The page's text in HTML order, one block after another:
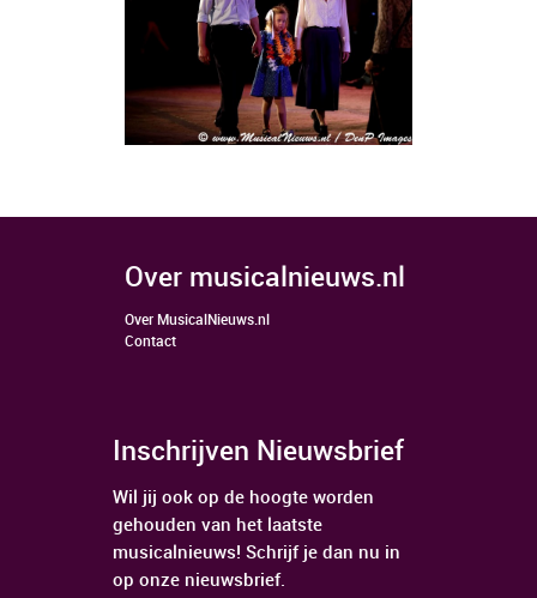
over musicalnieuws.nl
Over MusicalNieuws.nl
Contact
Inschrijven Nieuwsbrief
Wil jij ook op de hoogte worden
gehouden van het laatste
musicalnieuws! Schrijf je dan nu in
op onze nieuwsbrief.